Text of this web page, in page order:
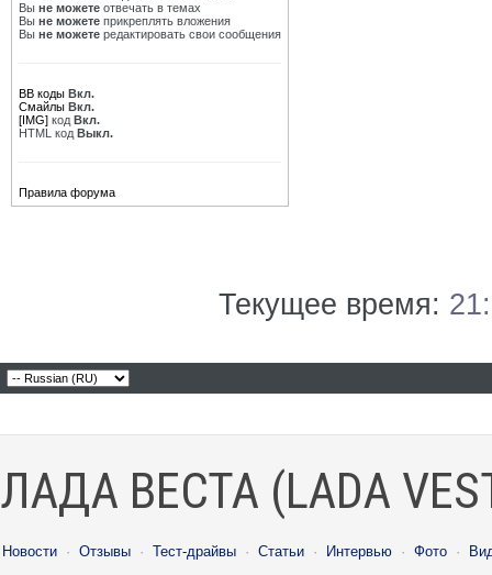
Вы не можете отвечать в темах
Вы не можете прикреплять вложения
Вы не можете редактировать свои сообщения
BB коды Вкл.
Смайлы Вкл.
[IMG] код Вкл.
HTML код Выкл.
Правила форума
Текущее время:
ЛАДА ВЕСТА (LADA
Новости · Отзывы · Тест-драйвы · Статьи · Интервью · Фото ·